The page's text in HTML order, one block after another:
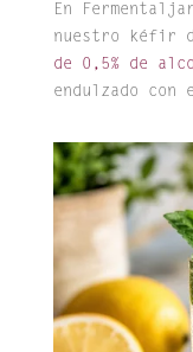
En
nuestro kéfir
de 0,5% de
endulzado con